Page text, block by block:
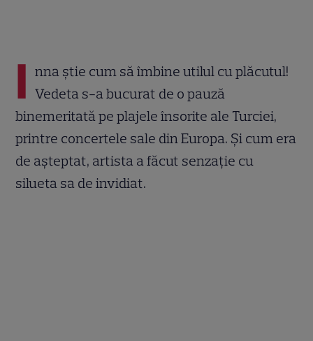
I nna știe cum să îmbine utilul cu plăcutul!
Vedeta s-a bucurat de o pauză
binemeritată pe plajele însorite ale Turciei,
printre concertele sale din Europa. Și cum era
de așteptat, artista a făcut senzație cu
silueta sa de invidiat.